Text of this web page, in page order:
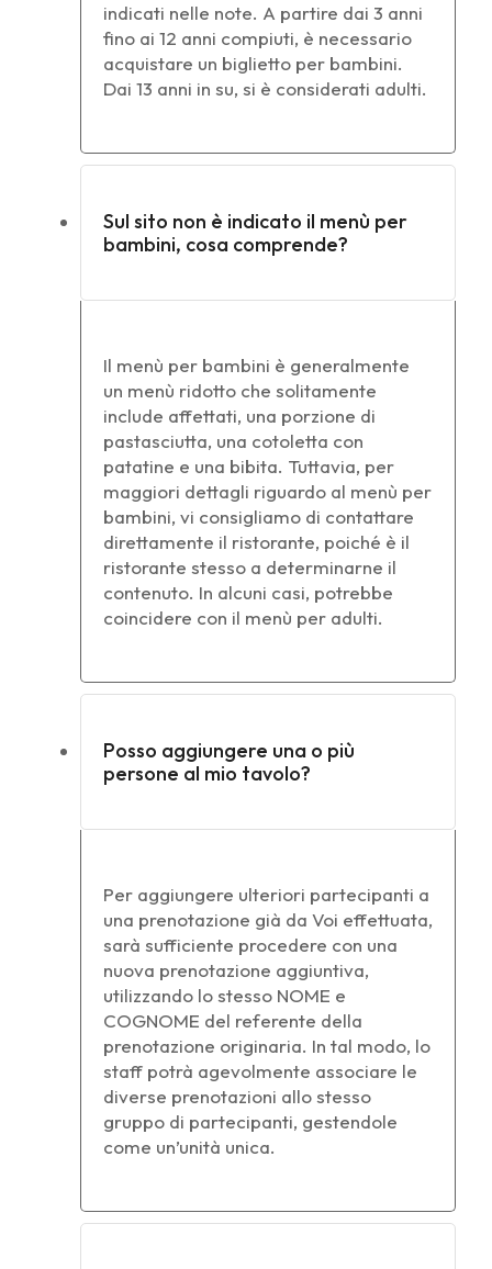
indicati nelle note. A partire dai 3 anni
fino ai 12 anni compiuti, è necessario
acquistare un biglietto per bambini.
Dai 13 anni in su, si è considerati adulti.
Sul sito non è indicato il menù per
bambini, cosa comprende?
Il menù per bambini è generalmente
un menù ridotto che solitamente
include affettati, una porzione di
pastasciutta, una cotoletta con
patatine e una bibita. Tuttavia, per
maggiori dettagli riguardo al menù per
bambini, vi consigliamo di contattare
direttamente il ristorante, poiché è il
ristorante stesso a determinarne il
contenuto. In alcuni casi, potrebbe
coincidere con il menù per adulti.
Posso aggiungere una o più
persone al mio tavolo?
Per aggiungere ulteriori partecipanti a
una prenotazione già da Voi effettuata,
sarà sufficiente procedere con una
nuova prenotazione aggiuntiva,
utilizzando lo stesso NOME e
COGNOME del referente della
prenotazione originaria. In tal modo, lo
staff potrà agevolmente associare le
diverse prenotazioni allo stesso
gruppo di partecipanti, gestendole
come un’unità unica.